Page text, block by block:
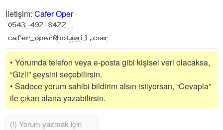
İletişim:Cafer Oper
• Yorumda telefon veya e-posta gibi kişisel veri olacaksa,
“Gizli” şeysini seçebilirsin.
• Sadece yorum sahibi bildirim alsın istiyorsan, “Cevapla”
ile çıkan alana yazabilirsin.